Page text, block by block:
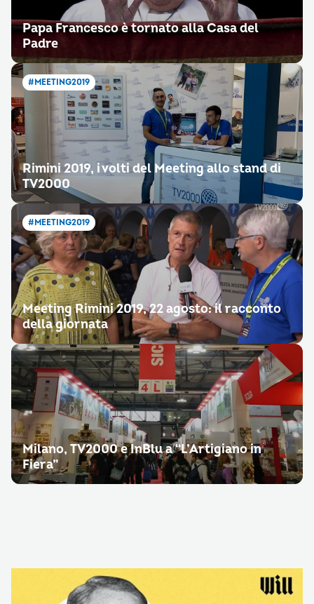
Papa Francesco è tornato alla Casa del
Padre
#MEETING2019
Rimini 2019, i volti del Meeting allo stand di
TV2000
#MEETING2019
Meeting Rimini 2019, 22 agosto: il racconto
della giornata
Milano, TV2000 e InBlu a “L’Artigiano in
Fiera”